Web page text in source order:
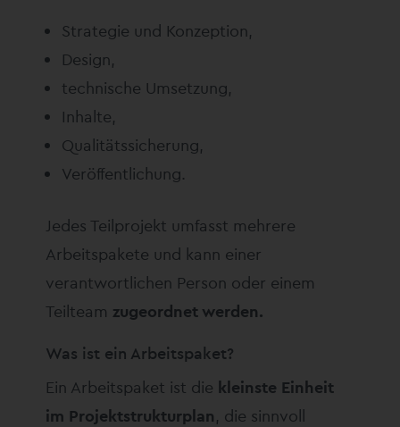
Strategie und Konzeption,
Design,
technische Umsetzung,
Inhalte,
Qualitätssicherung,
Veröffentlichung.
Jedes Teilprojekt umfasst mehrere
Arbeitspakete und kann einer
verantwortlichen Person oder einem
Teilteam zugeordnet werden.
Was ist ein Arbeitspaket?
Ein Arbeitspaket ist die kleinste Einheit
im Projektstrukturplan, die sinnvoll